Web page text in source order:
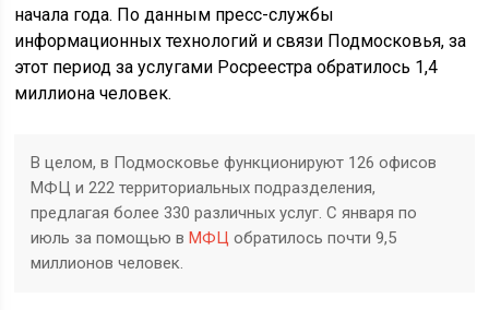
начала года. По данным пресс-службы
информационных технологий и связи Подмосковья, за
этот период за услугами Росреестра обратилось 1,4
миллиона человек.
В целом, в Подмосковье функционируют 126 офисов
МФЦ и 222 территориальных подразделения,
предлагая более 330 различных услуг. С января по
июль за помощью в МФЦ обратилось почти 9,5
миллионов человек.